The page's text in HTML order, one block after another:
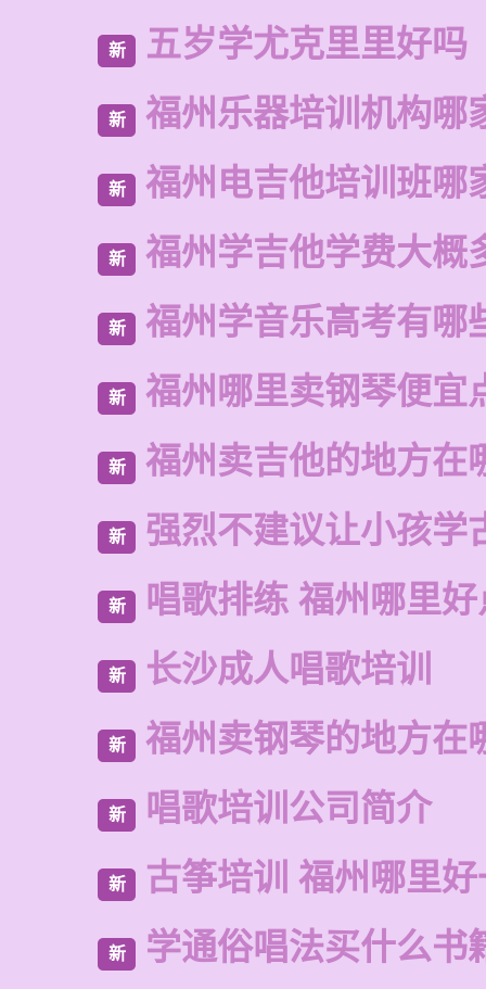
新 五岁学尤克里里好吗
新 福州乐器培训机构哪
新 福州电吉他培训班哪
新 福州学吉他学费大概
新 福州学音乐高考有哪
新 福州哪里卖钢琴便宜
新 福州卖吉他的地方在
新 强烈不建议让小孩学
新 唱歌排练 福州哪里好
新 长沙成人唱歌培训
新 福州卖钢琴的地方在
新 唱歌培训公司简介
新 古筝培训 福州哪里
新 学通俗唱法买什么书